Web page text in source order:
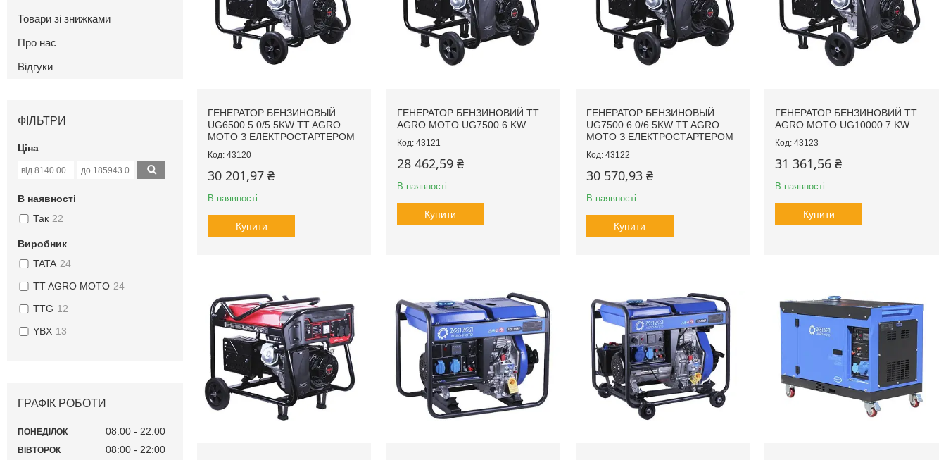
ГЕНЕРАТОР БЕНЗИНОВЫЙ
UG6500 5.0/5.5KW TT AGRO
MOTO З ЕЛЕКТРОСТАРТЕРОМ
43120
30 201,97 ₴
В наявності
Купити
ГЕНЕРАТОР БЕНЗИНОВИЙ TT
AGRO MOTO UG7500 6 KW
43121
28 462,59 ₴
В наявності
Купити
ГЕНЕРАТОР БЕНЗИНОВЫЙ
UG7500 6.0/6.5KW TT AGRO
MOTO З ЕЛЕКТРОСТАРТЕРОМ
43122
30 570,93 ₴
В наявності
Купити
ГЕНЕРАТОР БЕНЗИНОВИЙ TT
AGRO MOTO UG10000 7 KW
43123
31 361,56 ₴
В наявності
Купити
Товари зі знижками
Про нас
Відгуки
ФІЛЬТРИ
Ціна
В наявності
Так 22
Виробник
TATA 24
TT AGRO MOTO 24
TTG 12
YBX 13
ГРАФІК РОБОТИ
ПОНЕДІЛОК 08:00 22:00
ВІВТОРОК 08:00 22:00